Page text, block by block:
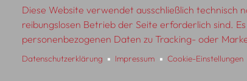
© 2026 SCHLEBRÜGGE.EDITOR
Über uns
Diese Website verwendet ausschließlich technisch
reibungslosen Betrieb der Seite erforderlich sind.
personenbezogenen Daten zu Tracking- oder
Datenschutzerklärung Impressum Cookie-Einstellungen